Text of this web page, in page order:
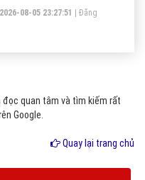
2026-08-05 23:27:51
Đăng
đọc quan tâm và tìm kiếm rất
Google.
Quay lại trang chủ